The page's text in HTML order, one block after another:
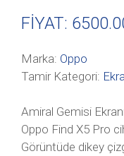
FİYAT: 6500
Marka: Oppo
Tamir Kategori:
Amiral Gemisi
Oppo Find X5 Pro
Görüntüde dikey